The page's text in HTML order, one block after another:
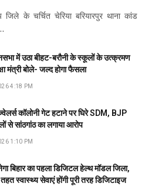
के चर्चित चेरिया बरियारपुर थाना कांड
में उठा बीहट-बरौनी के स्कूलों के उत्क्रमण
मंत्री बोले- जल्द होगा फैसला
4:18 PM
कॉलोनी गेट हटाने पर घिरे SDM, BJP
से सांठगांठ का लगाया आरोप
1:10 PM
बिहार का पहला डिजिटल हेल्थ मॉडल जिला,
स्वास्थ्य सेवाएं होंगी पूरी तरह डिजिटाइज